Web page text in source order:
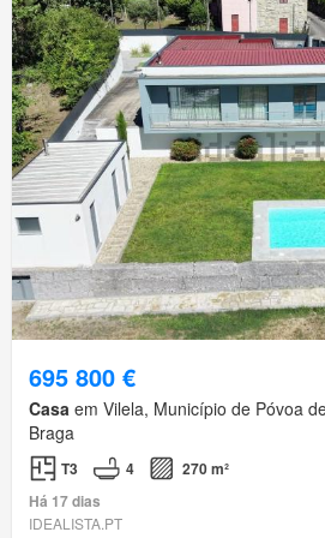
695 800 €
Casa em Vilela, Município de Póvoa
Braga
T3 4
270 m²
Há 17 dias
IDEALISTA.PT